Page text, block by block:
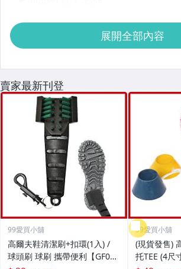
展開全部內容
賣家最新刊登
99愛買小舖
高爾夫鞋清潔刷+扣環(1入) /
球頭刷 球刷 攜帶便利【GF040
99愛買小舖
(現貨發售)
托TEE (4尺